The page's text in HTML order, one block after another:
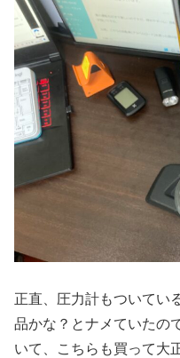
正直、圧力計もついてい
品かな？とナメていたの
いて、こちらも買って大